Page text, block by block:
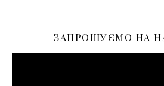
ЗАПРОШУЄМО НА
Відеопрогравач